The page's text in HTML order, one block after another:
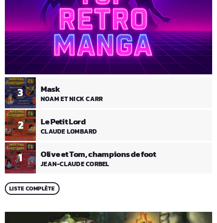
1 Olive et Tom, champions de foot
JEAN-CLAUDE CORBEL
2 Le Petit Lord
CLAUDE LOMBARD
3 Mask
NOAM ET NICK CARR
LISTE COMPLÈTE